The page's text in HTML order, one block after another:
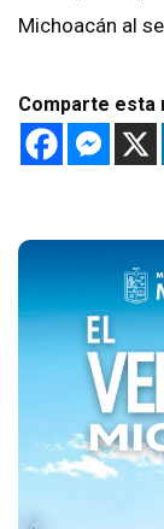
Michoacán al
Comparte esta